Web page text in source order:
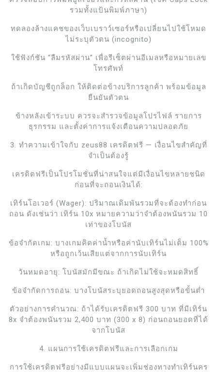
รวมทั้งแป้นพิมพ์ภาษา)
ทดลองล้างแคชของเว็บเบราว์เซอร์หรือเปลี่ยนไปใช้โหมด
ไม่ระบุตัวตน (incognito)
ใช้ฟังก์ชัน “ลืมรหัสผ่าน” เพื่อรีเซ็ตผ่านอีเมลหรือหมายเลข
โทรศัพท์
ถ้าเกิดบัญชีถูกล็อก ให้ติดต่อข้างบริการลูกค้า พร้อมข้อมูล
ยืนยันตัวตน
ข้างหลังเข้าระบบ ควรจะสำรวจข้อมูลโปรไฟล์ รายการ
ธุรกรรม และตั้งค่าการแจ้งเตือนความปลอดภัย
3. ทำความเข้าใจกับ zeus88 เครดิตฟรี — เงื่อนไขสำคัญที่
จำเป็นต้องรู้
เครดิตฟรีเป็นโปรโมชั่นที่น่าสนใจแต่มีเงื่อนไขหลายชนิด
ก่อนที่จะถอนเงินได้:
เทิร์นโอเวอร์ (Wager): ปริมาณเดิมพันรวมที่จะต้องทำก่อน
ถอน ดังเช่นว่า เทิร์น 10x หมายความว่าจำต้องพนันรวม 10
เท่าของโบนัส
ข้อจำกัดเกม: บางเกมคิดค่าน้ำหรือค่านับเทิร์นไม่เต็ม 100%
หรือถูกเว้นเสียแต่จากการนับเทิร์น
วันหมดอายุ: โบนัสมักมีขณะ ถ้าเกิดไม่ใช้จะหมดสิทธิ์
ข้อจำกัดการถอน: บางโบนัสระบุยอดถอนสูงสุดหรือขั้นต่ำ
ตัวอย่างการคำนวณ: ถ้าได้รับเครดิตฟรี 300 บาท ที่มีเทิร์น
8x จำต้องพนันรวม 2,400 บาท (300 x 8) ก่อนถอนยอดที่ได้
จากโบนัส
4. แผนการใช้เครดิตฟรีและการเลือกเกม
การใช้เครดิตฟรีอย่างมีแบบแผนจะเพิ่มช่องทางทำเทิร์นคร